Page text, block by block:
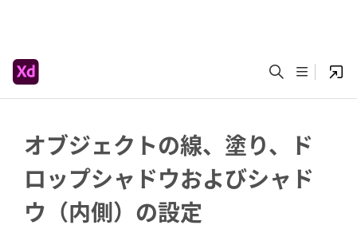
オブジェクトの線、塗り、ド
ロップシャドウおよびシャド
ウ（内側）の設定